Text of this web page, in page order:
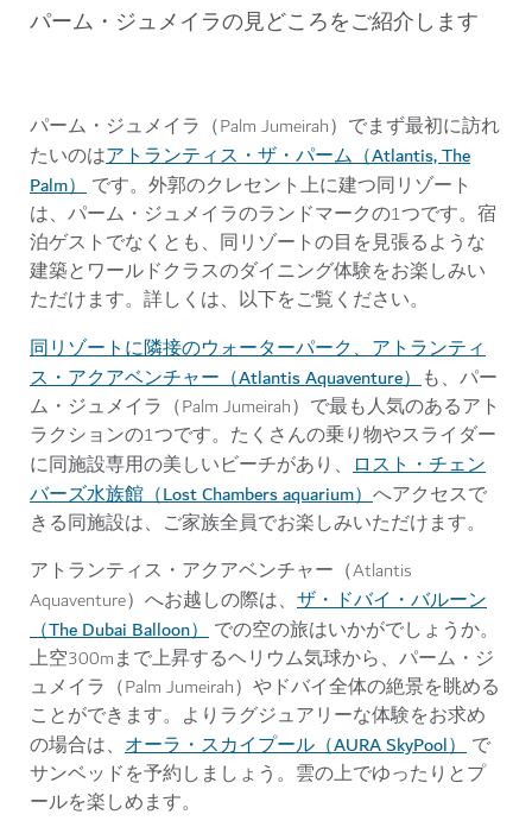
パーム・ジュメイラの見どころをご紹介します
パーム・ジュメイラ（Palm Jumeirah）でまず最初に訪れ
たいのはアトランティス・ザ・パーム（Atlantis, The
Palm） です。外郭のクレセント上に建つ同リゾート
は、パーム・ジュメイラのランドマークの1つです。宿
泊ゲストでなくとも、同リゾートの目を見張るような
建築とワールドクラスのダイニング体験をお楽しみい
ただけます。詳しくは、以下をご覧ください。
同リゾートに隣接のウォーターパーク、アトランティ
ス・アクアベンチャー（Atlantis Aquaventure）も、パー
ム・ジュメイラ（Palm Jumeirah）で最も人気のあるアト
ラクションの1つです。たくさんの乗り物やスライダー
に同施設専用の美しいビーチがあり、 ロスト・チェン
バーズ水族館（Lost Chambers aquarium）へアクセスで
きる同施設は、ご家族全員でお楽しみいただけます。
アトランティス・アクアベンチャー（Atlantis
Aquaventure）へお越しの際は、 ザ・ドバイ・バルーン
（The Dubai Balloon） での空の旅はいかがでしょうか。
上空300mまで上昇するヘリウム気球から、パーム・ジ
ュメイラ（Palm Jumeirah）やドバイ全体の絶景を眺める
ことができます。よりラグジュアリーな体験をお求め
の場合は、 オーラ・スカイプール（AURA SkyPool） で
サンベッドを予約しましょう。雲の上でゆったりとプ
ールを楽しめます。